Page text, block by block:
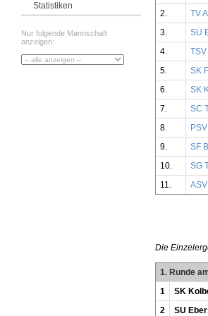
Statistiken
Nur folgende Mannschaft
anzeigen:
2.
TV
3.
SU
4.
5.
SK
6.
SK
7.
SC
8.
9.
SF
10.
SG
11.
Die
1. Runde
1
SK
2
SU